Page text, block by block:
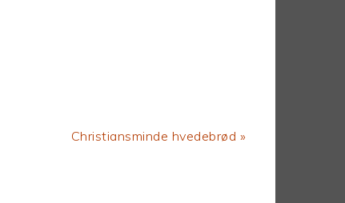
Next
Christiansminde hvedebrød »